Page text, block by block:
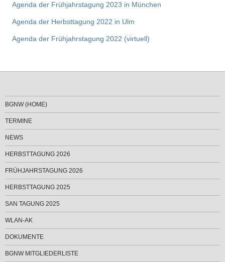
Agenda der Frühjahrstagung 2023 in München
Agenda der Herbsttagung 2022 in Ulm
Agenda der Frühjahrstagung 2022 (virtuell)
BGNW (HOME)
TERMINE
NEWS
HERBSTTAGUNG 2026
FRÜHJAHRSTAGUNG 2026
HERBSTTAGUNG 2025
SAN TAGUNG 2025
WLAN-AK
DOKUMENTE
BGNW MITGLIEDERLISTE